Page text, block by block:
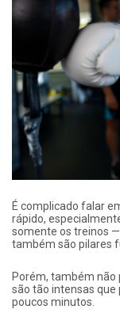
É complicado falar
rápido,
somente os treinos
também são pilares
Porém, também
são tão intensas
poucos minutos.